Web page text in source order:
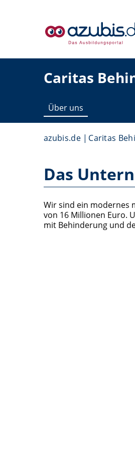
Caritas
Über uns
azubis.de Caritas
Das
Wir sind ein modernes
von 16 Millionen Euro.
mit Behinderung und